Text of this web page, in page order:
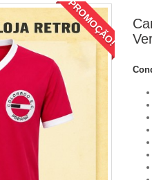
PROMOÇÃO!